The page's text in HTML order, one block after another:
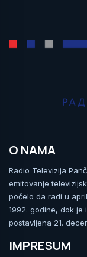
O NAMA
Radio Televizija
emitovanje
počelo da radi u
1992. godine, dok je
postavljena 21.
IMPRESUM